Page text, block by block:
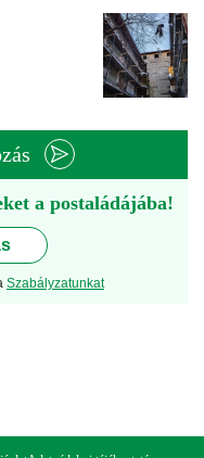
a postaládájába!
Szabályzatunkat